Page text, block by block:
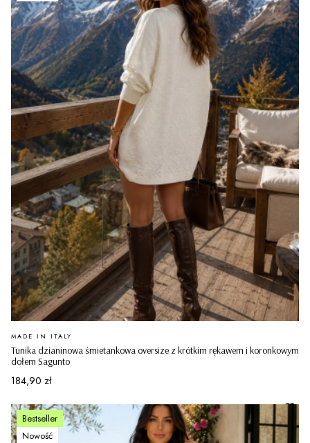
Tunika dzianinowa śmietankowa oversize z krótkim rękawem i koronkowym
dołem Sagunto
PRODUCENT
MADE IN ITALY
Cena
184,90 zł
Bestseller
Nowość